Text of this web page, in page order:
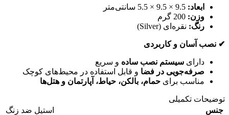
ابعاد:
وزن:
رنگ: نقره‌ای (Silver)
✔ نصب آسان و کاربردی
دارای سیستم نصب ساده و سریع
صرفه‌جویی در فضا و قابل استفاده در محیط‌های کوچک
مناسب برای حمام، بالکن، حیاط، آپارتمان و هتل‌ها
توضیحات تکمیلی
جنس
استیل ضد زنگ